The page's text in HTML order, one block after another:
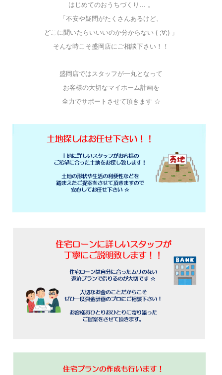
はじめてのおうちづくり… 。
「不安や疑問がたくさんあるけど、
どこに聞いたらいいいのか分からない ( ;∀;) 」
そんな時こそ盛岡店にご相談下さい！！
盛岡店ではスタッフが一丸となって
お客様の大切なマイホーム計画を
全力でサポートさせて頂きます ☆